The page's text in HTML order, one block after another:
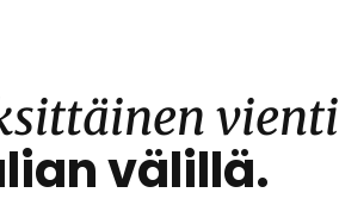
välillä.